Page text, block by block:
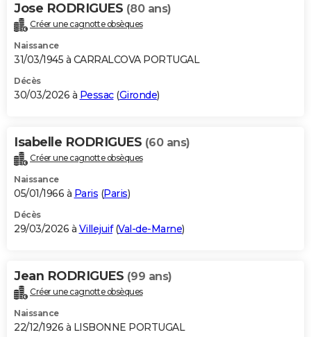
Jose RODRIGUES (80 ans)
Créer une cagnotte obsèques
Naissance
31/03/1945 à CARRALCOVA PORTUGAL
Décès
30/03/2026 à Pessac(Gironde)
Isabelle RODRIGUES (60 ans)
Créer une cagnotte obsèques
Naissance
05/01/1966 à Paris (Paris)
Décès
29/03/2026 à Villejuif(Val-de-Marne)
Jean RODRIGUES (99 ans)
Créer une cagnotte obsèques
Naissance
22/12/1926 à LISBONNE PORTUGAL